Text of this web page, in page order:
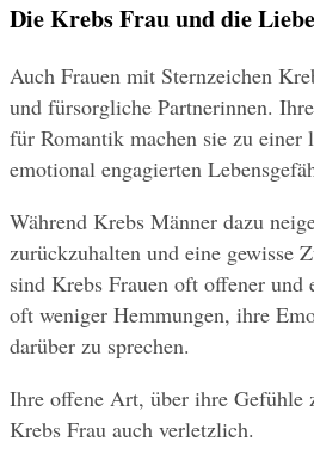
Die Krebs Frau und die Liebe
Auch Frauen mit Sternzeichen
und fürsorgliche Partnerinnen.
für Romantik machen sie zu einer
emotional engagierten
Während Krebs Männer dazu
zurückzuhalten und eine gewisse
sind Krebs Frauen oft offener und
oft weniger Hemmungen, ihre
darüber zu sprechen.
Ihre offene Art, über ihre Gefühle
Krebs Frau auch verletzlich.